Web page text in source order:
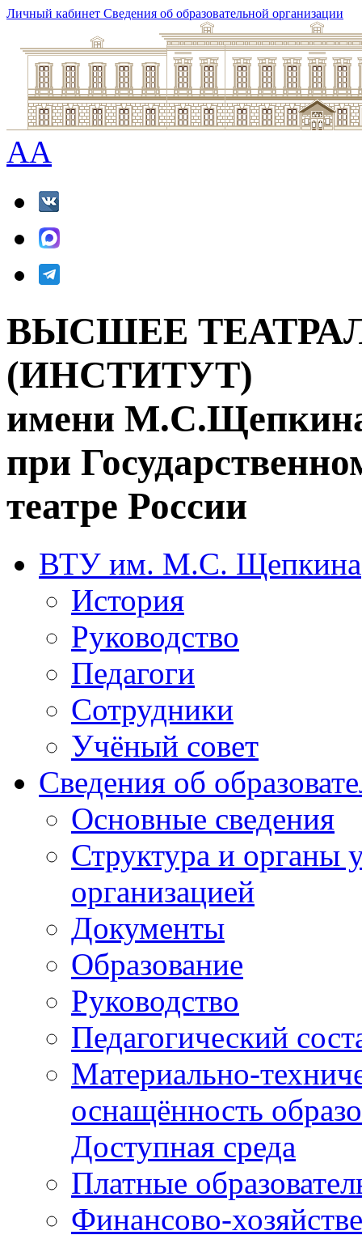
Личный кабинет Сведения об образовательной организации
AA
ВЫСШЕЕ
(ИНСТИТУТ)
имени
при
театре России
ВТУ им. М.С. Щепкина
История
Руководство
Педагоги
Сотрудники
Учёный совет
Сведения об
Основные сведения
Структура и органы
организацией
Документы
Образование
Руководство
Педагогический
Материально-
оснащённость
Доступная среда
Платные
Финансово-